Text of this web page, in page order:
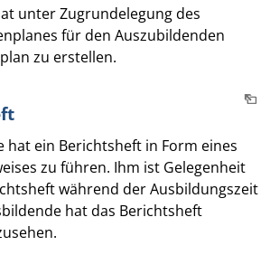
unter Zugrundelegung des
für den Auszubildenden
zu erstellen.
hat ein Berichtsheft in Form eines
zu führen. Ihm ist Gelegenheit
während der Ausbildungszeit
hat das Berichtsheft